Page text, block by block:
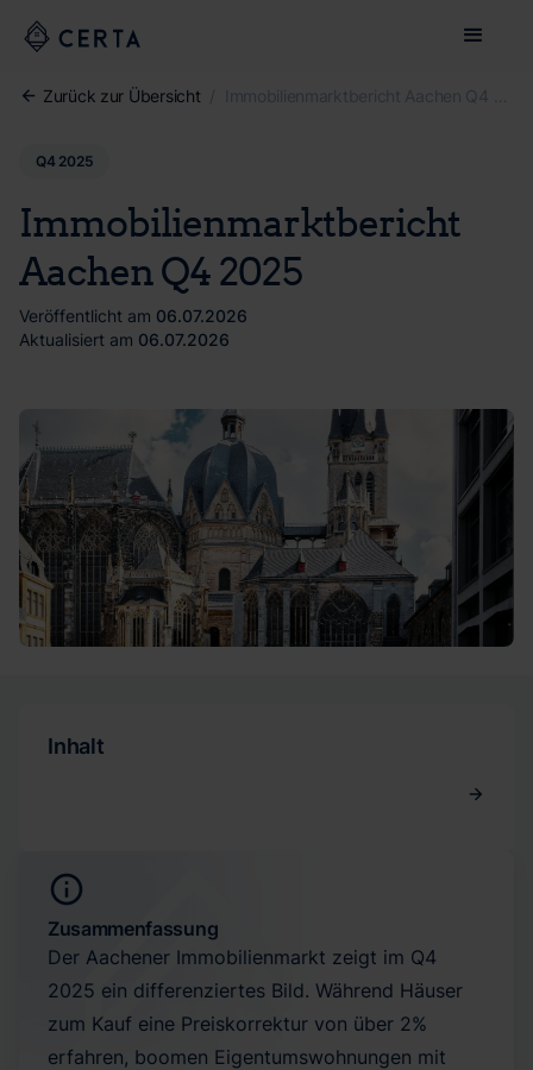
Zurück zur Übersicht /
Q4 2025
Immobilienmarktbericht
Aachen Q4 2025
Veröffentlicht am 06.07.2026
Aktualisiert am 06.07.2026
Inhalt
Zusammenfassung
Der Aachener Immobilienmarkt zeigt im Q4
2025 ein differenziertes Bild. Während Häuser
zum Kauf eine Preiskorrektur von über 2%
erfahren, boomen Eigentumswohnungen mit